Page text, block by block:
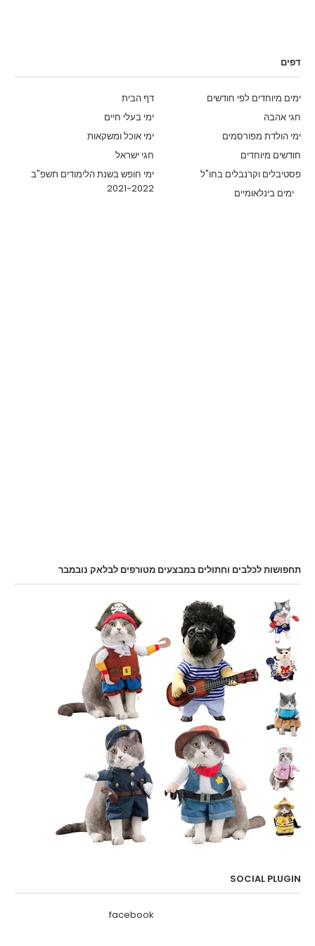
דפים
דף הבית
ימים מיוחדים לפי חודשים
ימי בעלי חיים
חגי אהבה
ימי אוכל ומשקאות
ימי הולדת מפורסמים
חגי ישראל
חודשים מיוחדים
ימי חופש בשנת הלימודים תשפ"ב
2021-2022
פסטיבלים וקרנבלים בחו"ל
ימים בינלאומיים
תחפושות לכלבים וחתולים במבצעים מטורפים לבלאק נובמבר
SOCIAL PLUGIN
facebook